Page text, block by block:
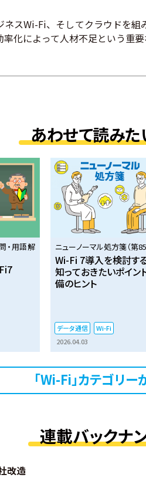
スWi-Fi、そしてクラウドを組
化によって人材不足という重
あわせて読み
・用語解
ニューノーマル処方箋（第85
Wi-Fi 7導入を検討す
知っておきたいポイン
備のヒント
データ通信
Wi-Fi
2026.04.03
「Wi-Fi」カテゴリー
連載バックナ
改造